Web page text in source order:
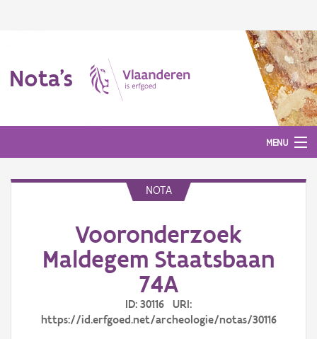
Nota's
MENU
NOTA
Vooronderzoek
Maldegem Staatsbaan
74A
ID: 30116 URI:
https://id.erfgoed.net/archeologie/notas/30116